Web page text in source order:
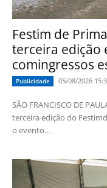
Festim de
terceira edição
comingressos
Publicidade 05/08/2026
SÃO FRANCISCO DE
terceira edição do
o evento...